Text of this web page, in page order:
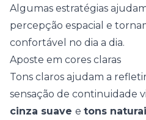
Algumas estratégias
percepção espacial e
confortável no dia a dia.
Aposte em cores claras
Tons claros ajudam a
sensação de continuidade
cinza suave e tons